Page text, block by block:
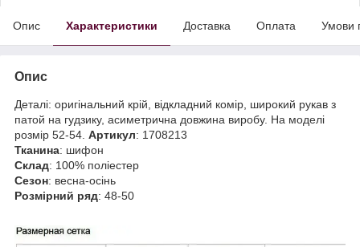
Опис Характеристики Доставка Оплата Умови
Опис
Деталі: оригінальний крій, відкладний комір, широкий рукав з
патой на гудзику, асиметрична довжина виробу. На моделі
розмір 52-54. Артикул: 1708213
Тканина: шифон
Склад: 100% поліестер
Сезон: весна-осінь
Розмірний ряд: 48-50